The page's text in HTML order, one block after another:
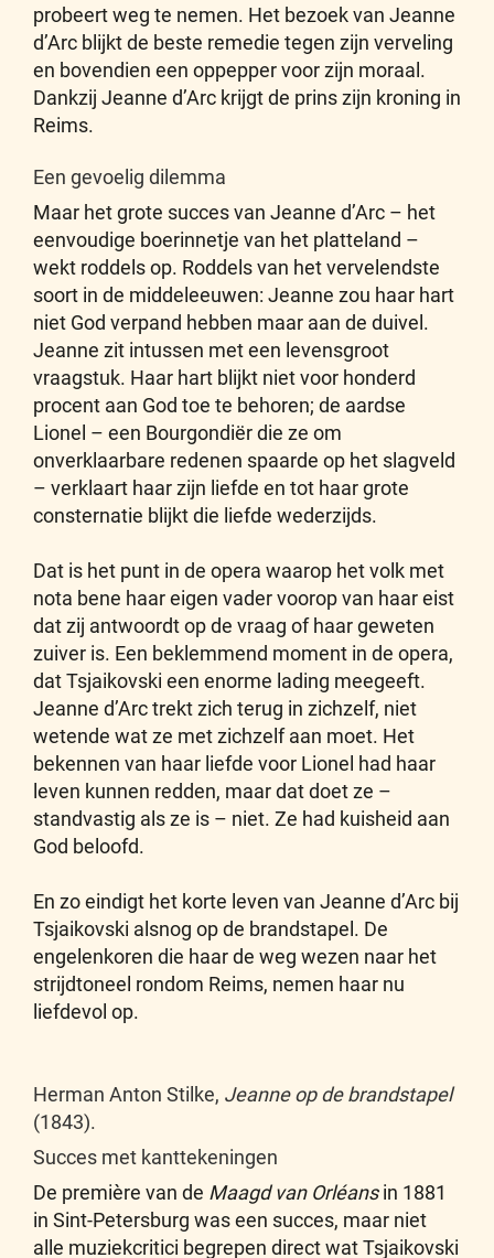
probeert weg te nemen. Het bezoek van Jeanne
d’Arc blijkt de beste remedie tegen zijn verveling
en bovendien een oppepper voor zijn moraal.
Dankzij Jeanne d’Arc krijgt de prins zijn kroning in
Reims.
Een gevoelig dilemma
Maar het grote succes van Jeanne d’Arc – het
eenvoudige boerinnetje van het platteland –
wekt roddels op. Roddels van het vervelendste
soort in de middeleeuwen: Jeanne zou haar hart
niet God verpand hebben maar aan de duivel.
Jeanne zit intussen met een levensgroot
vraagstuk. Haar hart blijkt niet voor honderd
procent aan God toe te behoren; de aardse
Lionel – een Bourgondiër die ze om
onverklaarbare redenen spaarde op het slagveld
– verklaart haar zijn liefde en tot haar grote
consternatie blijkt die liefde wederzijds.
Dat is het punt in de opera waarop het volk met
nota bene haar eigen vader voorop van haar eist
dat zij antwoordt op de vraag of haar geweten
zuiver is. Een beklemmend moment in de opera,
dat Tsjaikovski een enorme lading meegeeft.
Jeanne d’Arc trekt zich terug in zichzelf, niet
wetende wat ze met zichzelf aan moet. Het
bekennen van haar liefde voor Lionel had haar
leven kunnen redden, maar dat doet ze –
standvastig als ze is – niet. Ze had kuisheid aan
God beloofd.
En zo eindigt het korte leven van Jeanne d’Arc bij
Tsjaikovski alsnog op de brandstapel. De
engelenkoren die haar de weg wezen naar het
strijdtoneel rondom Reims, nemen haar nu
liefdevol op.
Herman Anton Stilke, Jeanne op de brandstapel
(1843).
Succes met kanttekeningen
De première van de Maagd van Orléansin 1881
in Sint-Petersburg was een succes, maar niet
alle muziekcritici begrepen direct wat Tsjaikovski